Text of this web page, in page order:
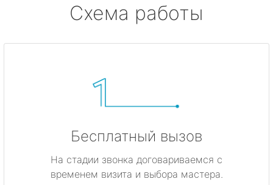
Схема работы
Бесплатный вызов
На стадии звонка договариваемся с
временем визита и выбора мастера.